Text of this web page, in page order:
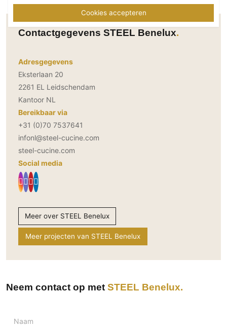
Akoestiek
Binnenzwembaden
Wijnkelder en wijnkasten
Contactgegevens STEEL Benelux
Adresgegevens
Eksterlaan 20
2261 EL Leidschendam
Kantoor NL
Bereikbaar via
+31 (0)70 7537641
infonl@steel-cucine.com
steel-cucine.com
Social media
Meer over STEEL Benelux
Meer projecten van STEEL Benelux
Neem contact op met STEEL Benelux
Naam
Cookies accepteren